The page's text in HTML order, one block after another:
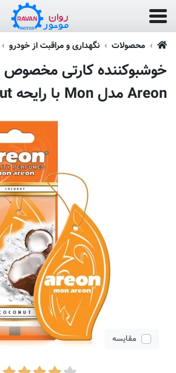
محصولات نگهداری و مراقبت از خودرو
خوشبوکننده کارتی مخصوص
Areon مدل Mon با رایحه Coconut
مقایسه